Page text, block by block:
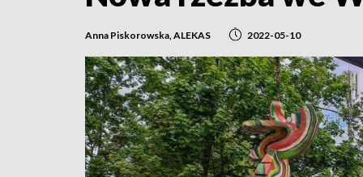
Anna Piskorowska, ALEKAS 2022-05-10